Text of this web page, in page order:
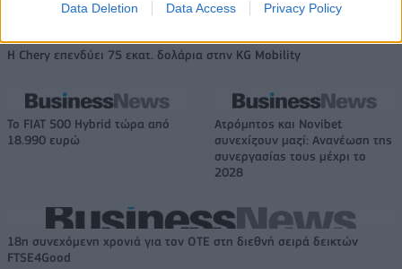
Data Deletion Data Access Privacy Policy
Η Chery επενδύει 75 εκατ. δολάρια στην KG Mobility
Το FIAT 500 Hybrid τώρα από
18.990 ευρώ
Ατρόμητος και Novibet
συνεχίζουν μαζί: Ανανέωση της
συνεργασίας τους μέχρι το
2028
18η συνεχόμενη χρονιά για τον ΟΤΕ στη διεθνή σειρά δεικτών
FTSE4Good